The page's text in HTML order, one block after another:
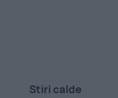
Stiri calde